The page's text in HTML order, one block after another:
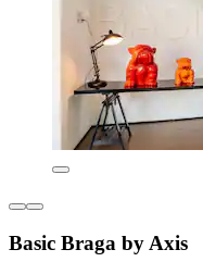
Basic Braga by Axis